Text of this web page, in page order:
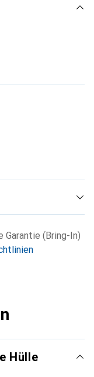
Garantie (Bring-In)
Hülle